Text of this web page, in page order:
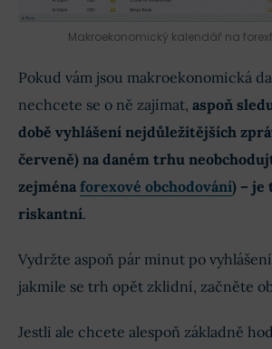
Makroekonomický kalendář na
Pokud vám jsou makroekonomická
nechcete se o ně zajímat, aspoň
době vyhlášení nejdůležitějších
červeně) na daném trhu
zejména forexové obchodování) – je
riskantní.
Vydržte aspoň pár minut po
jakmile se trh opět zklidní, začněte
Jestli ale chcete alespoň základně